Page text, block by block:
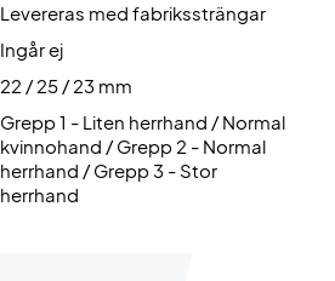
Levereras med fabrikssträngar
Ingår ej
22 / 25 / 23 mm
Grepp 1 - Liten herrhand / Normal
kvinnohand / Grepp 2 - Normal
herrhand / Grepp 3 - Stor
herrhand